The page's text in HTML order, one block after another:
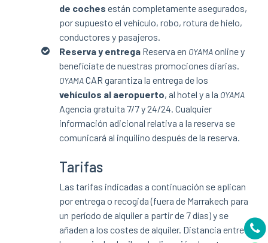
de coches están completamente asegurados,
por supuesto el vehículo, robo, rotura de hielo,
conductores y pasajeros.
Reserva y entrega Reserva en OYAMAonline y
benefíciate de nuestras promociones diarias.
OYAMACAR garantiza la entrega de los
vehículos al aeropuerto, al hotel y a la OYAMA
Agencia gratuita 7/7 y 24/24. Cualquier
información adicional relativa a la reserva se
comunicará al inquilino después de la reserva.
Tarifas
Las tarifas indicadas a continuación se aplican
por entrega o recogida (fuera de Marrakech para
un período de alquiler a partir de 7 días) y se
añaden a los costes de alquiler. Distancia entre